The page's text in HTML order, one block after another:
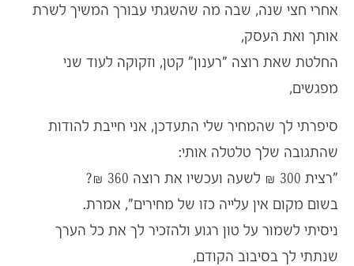
אחרי חצי שנה, שבה מה שהשגתי עבורך המשיך לשרת
אותך ואת העסק,
החלטת שאת רוצה "רענון" קטן, וזקוקה לעוד שני
מפגשים,
סיפרתי לך שהמחיר שלי התעדכן, אני חייבת להודות
שהתגובה שלך טלטלה אותי:
"רצית 300 ₪ לשעה ועכשיו את רוצה 360 ₪?
בשום מקום אין עלייה כזו של מחירים", אמרת.
ניסיתי לשמור על טון רגוע ולהזכיר לך את כל הערך
שנתתי לך בסיבוב הקודם,